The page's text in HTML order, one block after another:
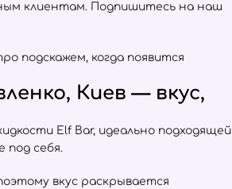
клиентам. Подпишитесь на наш
подскажем, когда появится
Киев — вкус,
Elf Bar, идеально подходящей
под себя.
вкус раскрывается